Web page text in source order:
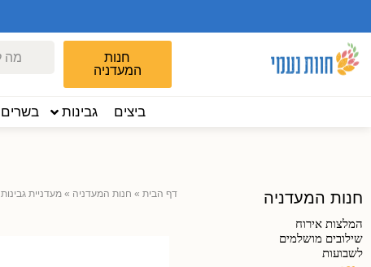
חנות
המעדניה
ביצים גבינות בשרים
חנות המעדניה
המלצות אירוח
שילובים מושלמים
לשבועות
דף הבית » חנות המעדניה »מעדניית גבינות